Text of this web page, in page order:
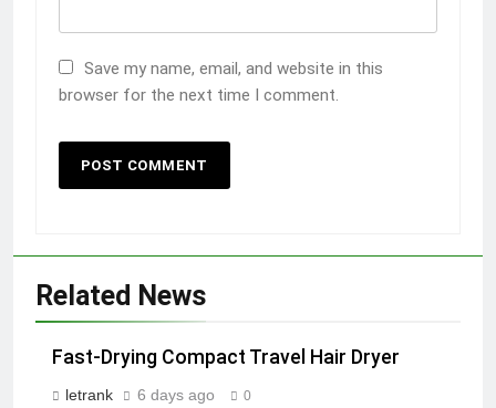
Save my name, email, and website in this
browser for the next time I comment.
Related News
Fast-Drying Compact Travel Hair Dryer
letrank 6 days ago 0